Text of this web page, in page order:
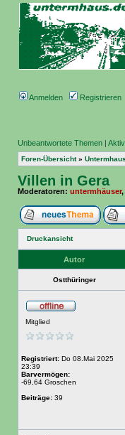
Anmelden Registrieren
Unbeantwortete Themen |
Foren-Übersicht» Untermhaus
Villen in Gera
Moderatoren: untermhäuser,
Druckansicht
Autor
Ostthüringer
Mitglied
Registriert: Do 08.Mai 2025
23:39
Barvermögen:
-69,64 Groschen
Beiträge: 39